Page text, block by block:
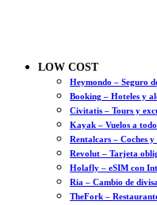
LOW COST
Heymondo – Seguro
Booking – Hoteles y
Civitatis – Tours y
Kayak – Vuelos a
Rentalcars – Coches
Revolut – Tarjeta
Holafly – eSIM con
Ria – Cambio de
TheFork –